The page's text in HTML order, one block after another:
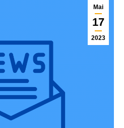
Mai
17
2023